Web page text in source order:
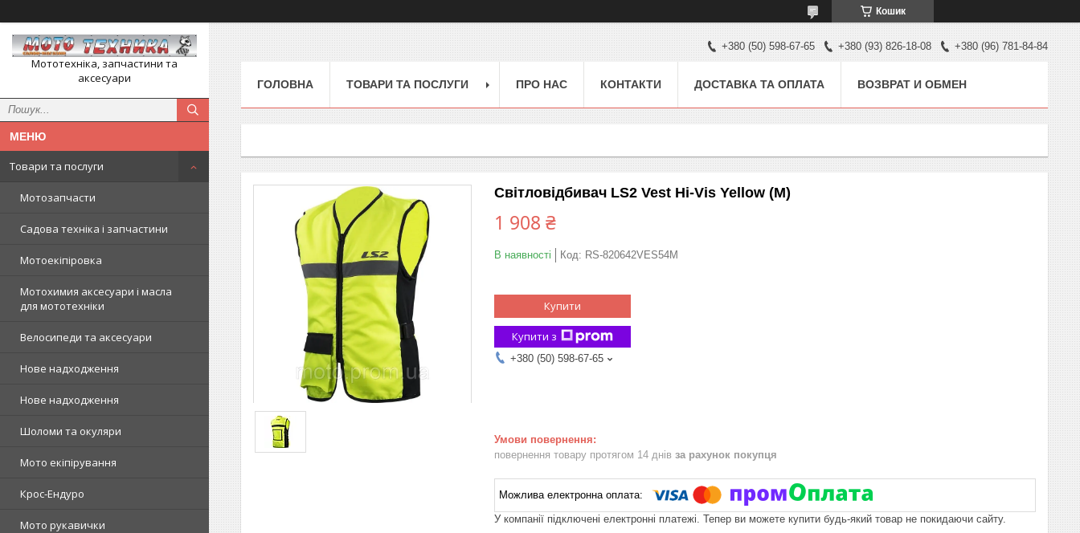
Кошик
Мототехніка, запчастини та
аксесуари
Товари та послуги
Мотозапчасти
Садова техніка і запчастини
Мотоекіпіровка
Мотохимия аксесуари і масла
для мототехніки
Велосипеди та аксесуари
Нове надходження
Нове надходження
Шоломи та окуляри
Мото екіпірування
Крос-Ендуро
Мото рукавички
+380 (50) 598-67-65 +380 (93) 826-18-08 +380 (96) 781-84-84
ГОЛОВНА ТОВАРИ ТА ПОСЛУГИ ПРО НАС КОНТАКТИ ДОСТАВКА ТА ОПЛАТА ВОЗВРАТ И ОБМЕН
Світловідбивач LS2 Vest Hi-Vis Yellow (M)
1 908 ₴
В наявності Код: RS-820642VES54M
Купити
Купити з
+380 (50) 598-67-65
повернення товару протягом 14 днів за рахунок покупця
У компанії підключені електронні платежі. Тепер ви можете купити будь-який товар не покидаючи сайту.